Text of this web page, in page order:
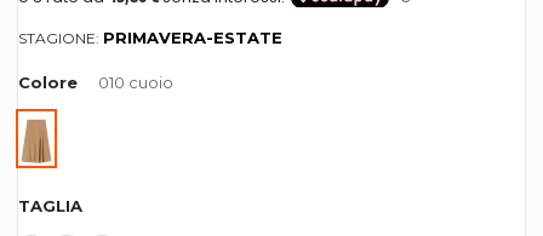
STAGIONE: PRIMAVERA-ESTATE
Colore 010 cuoio
TAGLIA